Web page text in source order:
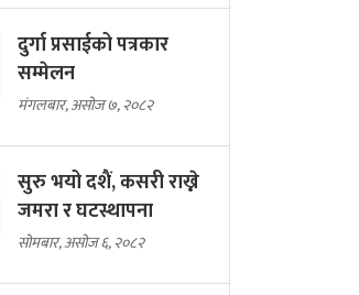
दुर्गा प्रसाईको पत्रकार
सम्मेलन
मंगलबार, असोज ७, २०८२
सुरु भयो दशैं, कसरी राख्ने
जमरा र घटस्थापना
सोमबार, असोज ६, २०८२